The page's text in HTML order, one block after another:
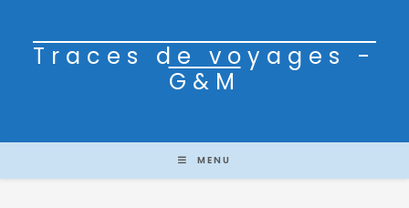
Traces de voyages -
G&M
MENU